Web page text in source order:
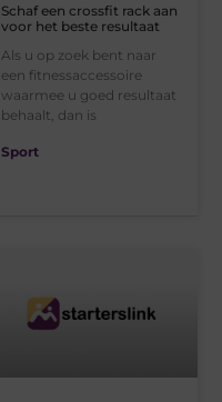
Schaf een crossfit rack aan
voor het beste resultaat
Als u op zoek bent naar
een fitnessaccessoire
waarmee u goed resultaat
behaalt, dan is
Sport